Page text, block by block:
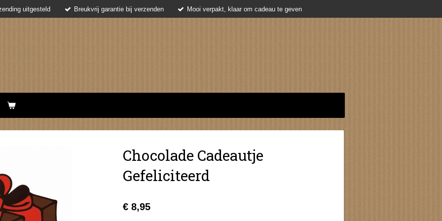
uitgesteld Breukvrij garantie bij verzenden Mooi verpakt, klaar om cadeau te geven
Chocolade Cadeautje
Gefeliciteerd
€ 8,95